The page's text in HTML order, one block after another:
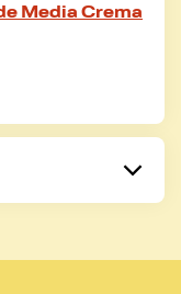
Media Crema